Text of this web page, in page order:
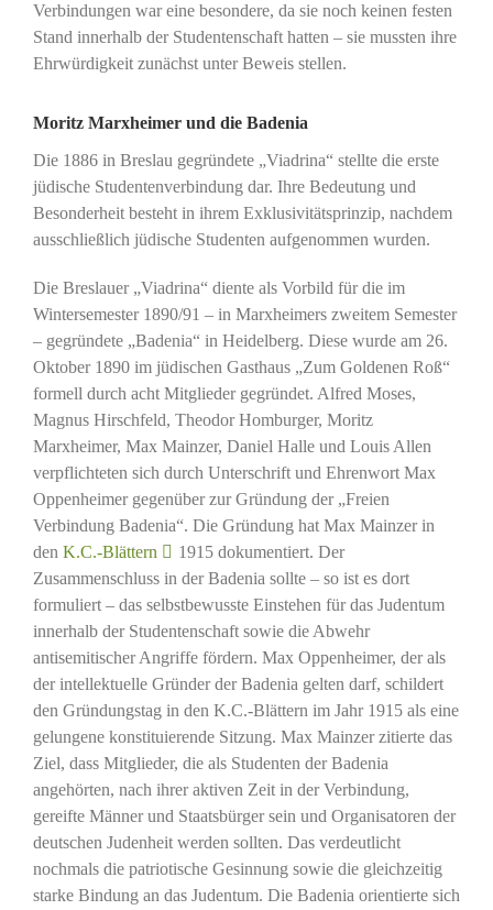
Verbindungen war eine besondere, da sie noch keinen festen
Stand innerhalb der Studentenschaft hatten – sie mussten ihre
Ehrwürdigkeit zunächst unter Beweis stellen.
Moritz Marxheimer und die Badenia
Die 1886 in Breslau gegründete „Viadrina“ stellte die erste
jüdische Studentenverbindung dar. Ihre Bedeutung und
Besonderheit besteht in ihrem Exklusivitätsprinzip, nachdem
ausschließlich jüdische Studenten aufgenommen wurden.
Die Breslauer „Viadrina“ diente als Vorbild für die im
Wintersemester 1890/91 – in Marxheimers zweitem Semester
– gegründete „Badenia“ in Heidelberg. Diese wurde am 26.
Oktober 1890 im jüdischen Gasthaus „Zum Goldenen Roß“
formell durch acht Mitglieder gegründet. Alfred Moses,
Magnus Hirschfeld, Theodor Homburger, Moritz
Marxheimer, Max Mainzer, Daniel Halle und Louis Allen
verpflichteten sich durch Unterschrift und Ehrenwort Max
Oppenheimer gegenüber zur Gründung der „Freien
Verbindung Badenia“. Die Gründung hat Max Mainzer in
den K.C.-Blättern
1915 dokumentiert. Der
Zusammenschluss in der Badenia sollte – so ist es dort
formuliert – das selbstbewusste Einstehen für das Judentum
innerhalb der Studentenschaft sowie die Abwehr
antisemitischer Angriffe fördern. Max Oppenheimer, der als
der intellektuelle Gründer der Badenia gelten darf, schildert
den Gründungstag in den K.C.-Blättern im Jahr 1915 als eine
gelungene konstituierende Sitzung. Max Mainzer zitierte das
Ziel, dass Mitglieder, die als Studenten der Badenia
angehörten, nach ihrer aktiven Zeit in der Verbindung,
gereifte Männer und Staatsbürger sein und Organisatoren der
deutschen Judenheit werden sollten. Das verdeutlicht
nochmals die patriotische Gesinnung sowie die gleichzeitig
starke Bindung an das Judentum. Die Badenia orientierte sich